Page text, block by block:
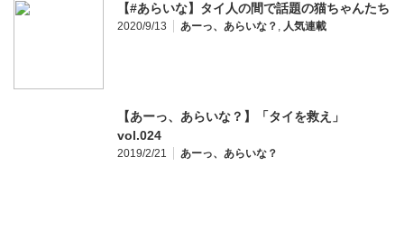
【#あらいな】タイ人の間で話題の猫ちゃんたち
2020/9/13 あーっ、あらいな？ , 人気連載
【あーっ、あらいな？】「タイを救え」
vol.024
2019/2/21 あーっ、あらいな？